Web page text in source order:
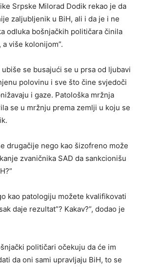
Srpske Milorad Dodik rekao je da
zaljubljenik u BiH, ali i da je i ne
odluka bošnjačkih političara činila
više kolonijom”.
se busajući se u prsa od ljubavi
polovinu i sve što čine svjedoči
i gaze. Patološka mržnja
se u mržnju prema zemlji u koju se
drugačije nego kao šizofreno može
zvaničnika SAD da sankcionišu
kao patologiju možete kvalifikovati
daje rezultat”? Kakav?”, dodao je
političari očekuju da će im
da oni sami upravljaju BiH, to se